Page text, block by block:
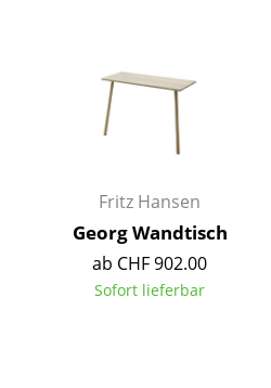
Fritz Hansen
Georg Wandtisch
ab CHF 902.00
Sofort lieferbar